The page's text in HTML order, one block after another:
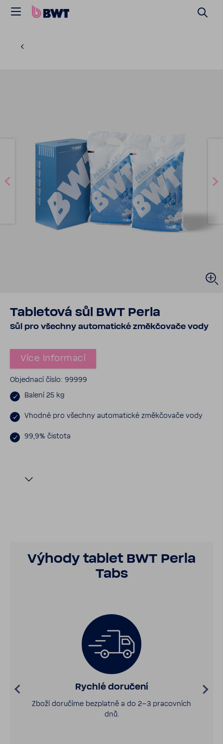
Table­tová sůl BWT Perla
Sůl pro všechny auto­ma­tické změk­čo­vače vody
Více infor­mací
Objed­nací číslo: 99999
Balení 25 kg
Vhodné pro všechny auto­ma­tické změk­čo­vače vody
99,9% čistota
Výhody tablet BWT Perla
Tabs
Rychlé doru­čení
Zboží doru­číme bezplatně a do 2–3 pracov­ních
dnů.